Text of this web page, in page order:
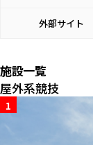
外部サイト
施設一覧
屋外系競技
1